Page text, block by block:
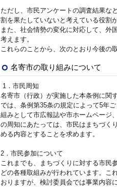
ただし、市民アンケートの調査結果な
割を果たしていないと考えている役割
また、社会情勢の変化に対応して、外
考えます。
これらのことから、次のとおり今後の
名寄市の取り組みについて
1．市民周知
名寄市（行政）が実施した本条例に関
では、条例第35条の規定によって5年
組みとして市広報誌や市ホームページ
の周知にあたっては、市民はまちづく
める内容とすることを求めます。
2．市民参加について
これまでも、まちづくりに対する市民
どの各種取組みが行われています。こ
おりますが、検討委員会では事業内容